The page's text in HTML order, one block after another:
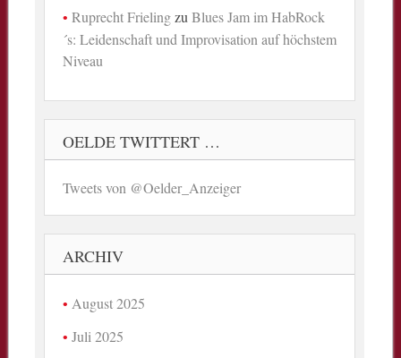
Ruprecht FrielingzuBlues Jam im HabRock
´s: Leidenschaft und Improvisation auf höchstem
Niveau
OELDE TWITTERT …
Tweets von @Oelder_Anzeiger
ARCHIV
August 2025
Juli 2025